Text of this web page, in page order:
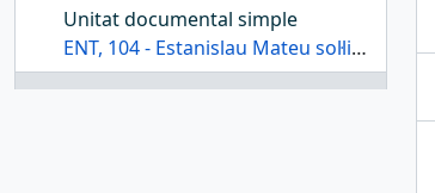
Unitat documental simple
ENT, 104 - Estanislau Mateu sol·licita al president que el proposi com a soci de l'entitat
Unitat documental simple